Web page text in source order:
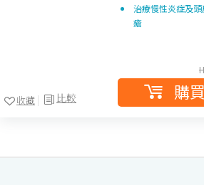
比較
收藏
治療慢性炎症及
瘡
購買